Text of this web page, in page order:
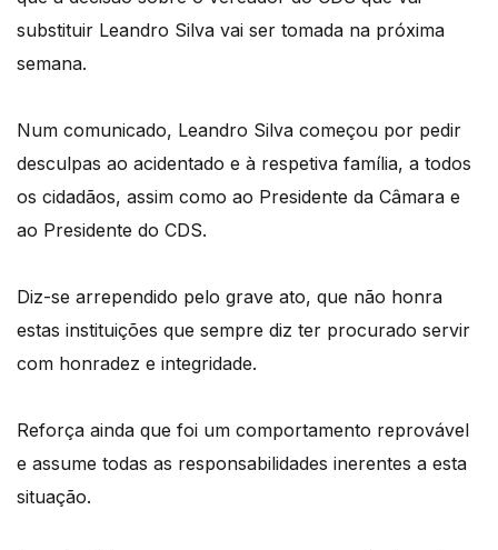
substituir Leandro Silva vai ser tomada na próxima
semana.
Num comunicado, Leandro Silva começou por pedir
desculpas ao acidentado e à respetiva família, a todos
os cidadãos, assim como ao Presidente da Câmara e
ao Presidente do CDS.
Diz-se arrependido pelo grave ato, que não honra
estas instituições que sempre diz ter procurado servir
com honradez e integridade.
Reforça ainda que foi um comportamento reprovável
e assume todas as responsabilidades inerentes a esta
situação.